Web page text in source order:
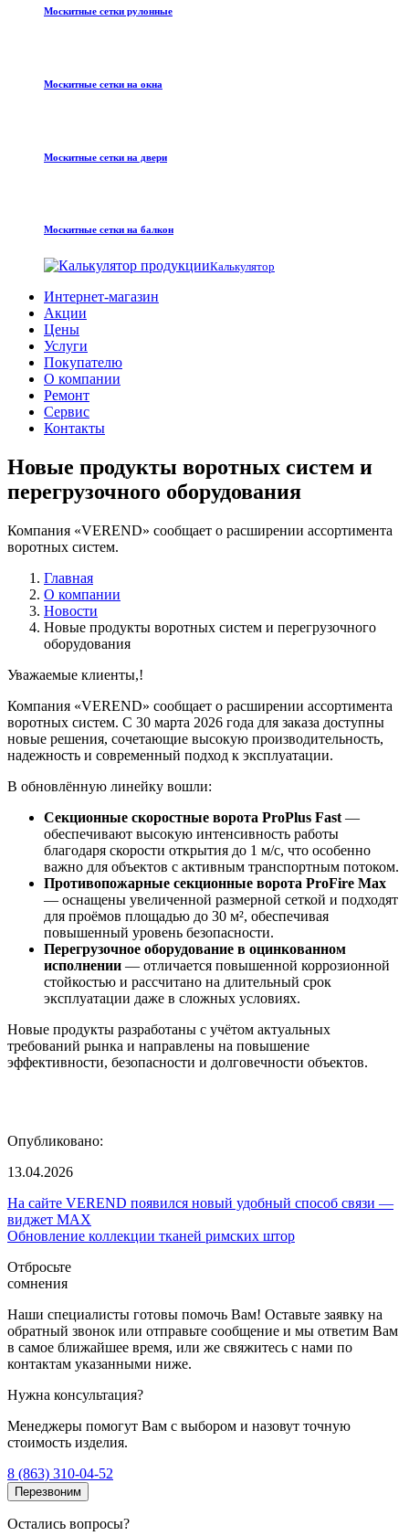
Москитные сетки рулонные
Москитные сетки на окна
Москитные сетки на двери
Москитные сетки на балкон
Калькулятор
Интернет-магазин
Акции
Цены
Услуги
Покупателю
О компании
Ремонт
Сервис
Контакты
Новые продукты воротных систем и
перегрузочного оборудования
Компания «VEREND» сообщает о расширении ассортимента
воротных систем.
Главная
О компании
Новости
Новые продукты воротных систем и перегрузочного
оборудования
Уважаемые клиенты,!
Компания «VEREND» сообщает о расширении ассортимента
воротных систем. С 30 марта 2026 года для заказа доступны
новые решения, сочетающие высокую производительность,
надежность и современный подход к эксплуатации.
В обновлённую линейку вошли:
Секционные скоростные ворота ProPlus Fast —
обеспечивают высокую интенсивность работы
благодаря скорости открытия до 1 м/с, что особенно
важно для объектов с активным транспортным потоком.
Противопожарные секционные ворота ProFire Max
— оснащены увеличенной размерной сеткой и подходят
для проёмов площадью до 30 м², обеспечивая
повышенный уровень безопасности.
Перегрузочное оборудование в оцинкованном
исполнении — отличается повышенной коррозионной
стойкостью и рассчитано на длительный срок
эксплуатации даже в сложных условиях.
Новые продукты разработаны с учётом актуальных
требований рынка и направлены на повышение
эффективности, безопасности и долговечности объектов.
Опубликовано:
13.04.2026
На сайте VEREND появился новый удобный способ связи —
виджет MAX
Обновление коллекции тканей римских штор
Отбросьте
сомнения
Наши специалисты готовы помочь Вам! Оставьте заявку на
обратный звонок или отправьте сообщение и мы ответим Вам
в самое ближайшее время, или же свяжитесь с нами по
контактам указанными ниже.
Нужна консультация?
Менеджеры помогут Вам с выбором и назовут точную
стоимость изделия.
8 (863) 310-04-52
Перезвоним
Остались вопросы?